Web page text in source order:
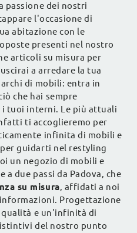
passione dei nostri
l'occasione di
abitazione con le
presenti nel nostro
articoli su misura per
a arredare la tua
di mobili: entra in
che hai sempre
i tuoi interni. Le più attuali
ti accoglieremo per
infinita di mobili e
guidarti nel restyling
un negozio di mobili e
due passi da Padova, che
su misura, affidati a noi
Progettazione
qualità e un'infinità di
del nostro punto